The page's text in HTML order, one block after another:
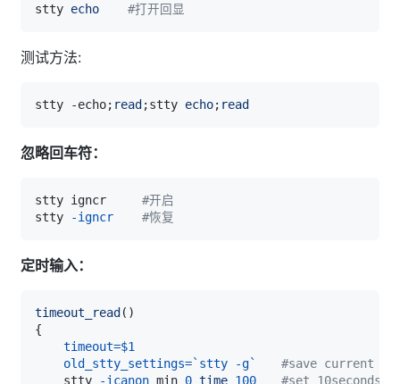
stty echo #打开回显
测试方法:
stty -echo; read ;stty echo; read
忽略回车符：
stty igncr #开启
stty
-igncr #恢复
定时输入：
timeout_read ( )
{
timeout=$1
old_stty_settings=` stty -g`
#save current
    stty
-icanon min 0 time 100
#set